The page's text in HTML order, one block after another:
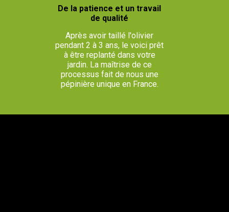
De la patience et un travail
de qualité
Après avoir taillé l'olivier
pendant 2 à 3 ans, le voici prêt
à être replanté dans votre
jardin. La maîtrise de ce
processus fait de nous une
pépinière unique en France.